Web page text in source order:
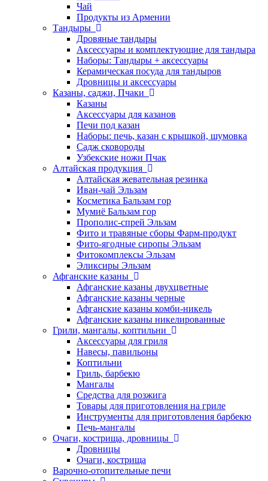
Чай
Продукты из Армении
Тандыры
Дровяные тандыры
Аксессуары и комплектующие для тандыра
Наборы: Тандыры + аксессуары
Керамическая посуда для тандыров
Дровницы и аксессуары
Казаны, саджи, Пчаки
Казаны
Аксессуары для казанов
Печи под казан
Наборы: печь, казан с крышкой, шумовка
Садж сковороды
Узбекские ножи Пчак
Алтайская продукция
Алтайская жевательная резинка
Иван-чай Эльзам
Косметика Бальзам гор
Мумиё Бальзам гор
Прополис-спрей Эльзам
Фито и травяные сборы Фарм-продукт
Фито-ягодные сиропы Эльзам
Фитокомплексы Эльзам
Эликсиры Эльзам
Афганские казаны
Афганские казаны двухцветные
Афганские казаны черные
Афганские казаны комби-никель
Афганские казаны никелированные
Грили, мангалы, коптильни
Аксессуары для гриля
Навесы, павильоны
Коптильни
Гриль, барбекю
Мангалы
Средства для розжига
Товары для приготовления на гриле
Инструменты для приготовления барбекю
Печь-мангалы
Очаги, кострища, дровницы
Дровницы
Очаги, кострища
Варочно-отопительные печи